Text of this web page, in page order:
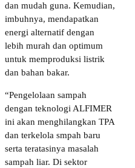
dan mudah guna. Kemudian,
imbuhnya, mendapatkan
energi alternatif dengan
lebih murah dan optimum
untuk memproduksi listrik
dan bahan bakar.
“Pengelolaan sampah
dengan teknologi ALFIMER
ini akan menghilangkan TPA
dan terkelola smpah baru
serta teratasinya masalah
sampah liar. Di sektor